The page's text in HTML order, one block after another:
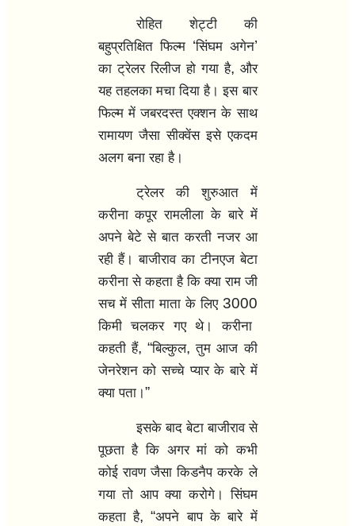
रोहित शेट्टी की
बहुप्रतिक्षित फिल्म ‘सिंघम अगेन’
का ट्रेलर रिलीज हो गया है, और
यह तहलका मचा दिया है। इस बार
फिल्म में जबरदस्त एक्शन के साथ
रामायण जैसा सीक्वेंस इसे एकदम
अलग बना रहा है।
ट्रेलर की शुरुआत में
करीना कपूर रामलीला के बारे में
अपने बेटे से बात करती नजर आ
रही हैं। बाजीराव का टीनएज बेटा
करीना से कहता है कि क्या राम जी
सच में सीता माता के लिए 3000
किमी चलकर गए थे। करीना
कहती हैं, “बिल्कुल,तुम आज की
जेनरेशन को सच्चे प्यार के बारे में
क्या पता।”
इसके बाद बेटा बाजीराव से
पूछता है कि अगर मां को कभी
कोई रावण जैसा किडनैप करके ले
गया तो आप क्या करोगे। सिंघम
कहता है, “अपने बाप के बारे में